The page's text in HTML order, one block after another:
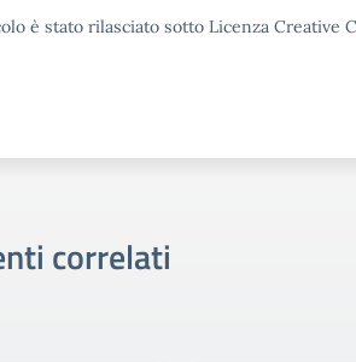
è stato rilasciato sotto Licenza Creative
correlati